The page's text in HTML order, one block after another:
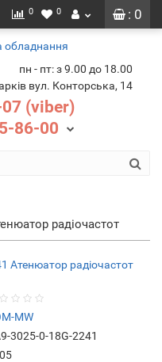
: 0
0 0
пн - пт: з 9.00 до 18.00
вул. Конторська, 14
(viber)
86-00
радіочастот
MW
3025-0-18G-2241